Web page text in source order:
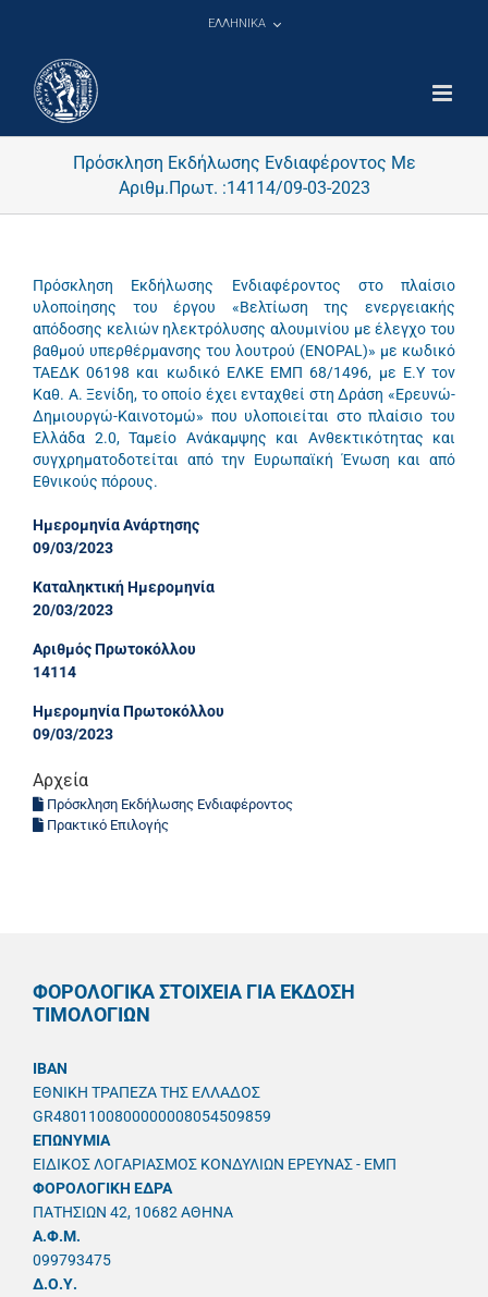
ΕΛΛΗΝΙΚΑ
Πρόσκληση Εκδήλωσης Ενδιαφέροντος Με
Αριθμ.Πρωτ. :14114/09-03-2023
Πρόσκληση Εκδήλωσης Ενδιαφέροντος στο πλαίσιο
υλοποίησης του έργου «Βελτίωση της ενεργειακής
απόδοσης κελιών ηλεκτρόλυσης αλουμινίου με έλεγχο του
βαθμού υπερθέρμανσης του λουτρού (ENOPAL)» με κωδικό
ΤΑΕΔΚ 06198 και κωδικό ΕΛΚΕ ΕΜΠ 68/1496, με Ε.Υ τον
Καθ. Α. Ξενίδη, το οποίο έχει ενταχθεί στη Δράση «Ερευνώ-
Δημιουργώ-Καινοτομώ» που υλοποιείται στο πλαίσιο του
Ελλάδα 2.0, Ταμείο Ανάκαμψης και Ανθεκτικότητας και
συγχρηματοδοτείται από την Ευρωπαϊκή Ένωση και από
Εθνικούς πόρους.
Ημερομηνία Ανάρτησης
09/03/2023
Καταληκτική Ημερομηνία
20/03/2023
Αριθμός Πρωτοκόλλου
14114
Ημερομηνία Πρωτοκόλλου
09/03/2023
Αρχεία
Πρόσκληση Εκδήλωσης Ενδιαφέροντος
Πρακτικό Επιλογής
ΦΟΡΟΛΟΓΙΚΑ ΣΤΟΙΧΕΙΑ ΓΙΑ ΕΚΔΟΣΗ
ΤΙΜΟΛΟΓΙΩΝ
IBAN
ΕΘΝΙΚΗ ΤΡΑΠΕΖΑ ΤΗΣ ΕΛΛΑΔΟΣ
GR4801100800000008054509859
ΕΠΩΝΥΜΙΑ
ΕΙΔΙΚΟΣ ΛΟΓΑΡΙΑΣΜΟΣ ΚΟΝΔΥΛΙΩΝ ΕΡΕΥΝΑΣ - ΕΜΠ
ΦΟΡΟΛΟΓΙΚΗ ΕΔΡΑ
ΠΑΤΗΣΙΩΝ 42, 10682 ΑΘΗΝΑ
A.Φ.Μ.
099793475
Δ.Ο.Υ.